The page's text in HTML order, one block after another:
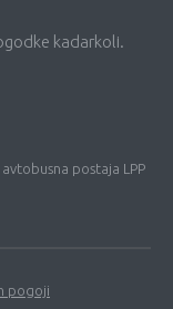
kadarkoli.
postaja LPP
pogoji